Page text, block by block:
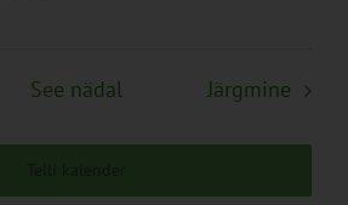
See nädal Järgmine